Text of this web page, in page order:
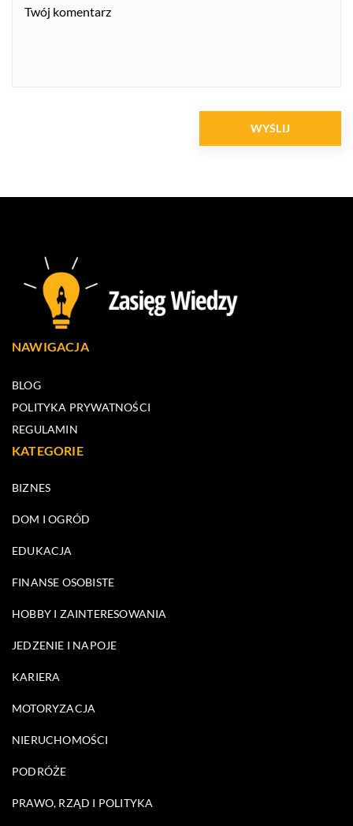
NAWIGACJA
BLOG
POLITYKA PRYWATNOŚCI
REGULAMIN
KATEGORIE
BIZNES
DOM I OGRÓD
EDUKACJA
FINANSE OSOBISTE
HOBBY I ZAINTERESOWANIA
JEDZENIE I NAPOJE
KARIERA
MOTORYZACJA
NIERUCHOMOŚCI
PODRÓŻE
PRAWO, RZĄD I POLITYKA